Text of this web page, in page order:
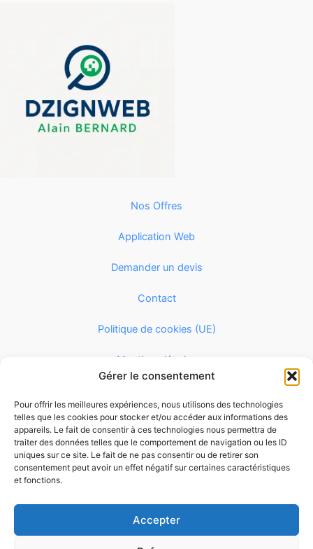
Gérer le consentement
Pour offrir les meilleures expériences, nous utilisons des technologies
telles que les cookies pour stocker et/ou accéder aux informations des
appareils. Le fait de consentir à ces technologies nous permettra de
traiter des données telles que le comportement de navigation ou les ID
uniques sur ce site. Le fait de ne pas consentir ou de retirer son
consentement peut avoir un effet négatif sur certaines caractéristiques
et fonctions.
Accepter
Nos Offres
Application Web
Demander un devis
Contact
Politique de cookies (UE)
Mentions légales
CGV